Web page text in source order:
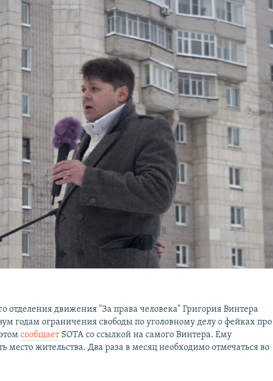
отделения движения "За права человека" Григория Винтера
годам ограничения свободы по уголовному делу о фейках про
сообщаетSOTA со ссылкой на самого Винтера. Ему
место жительства. Два раза в месяц необходимо отмечаться во